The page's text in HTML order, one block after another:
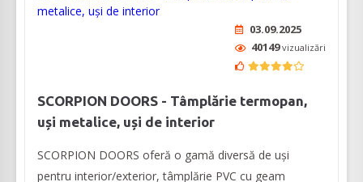
03.09.2025
40149vizualizări
SCORPION DOORS - Tâmplărie termopan,
uși metalice, uși de interior
SCORPION DOORS oferă o gamă diversă de uşi
pentru interior/exterior, tâmplărie PVC cu geam